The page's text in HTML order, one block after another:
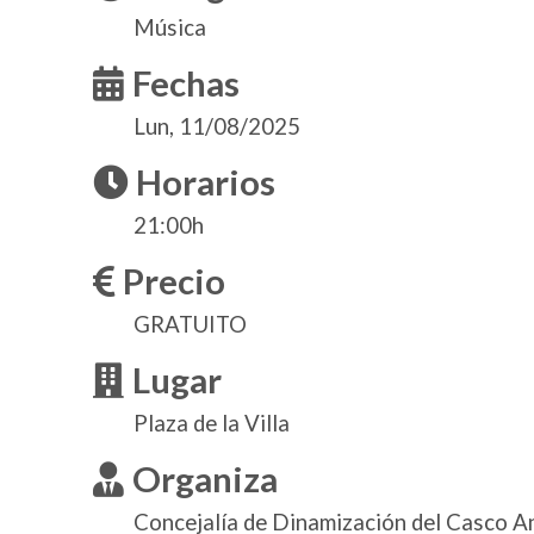
Música
Fechas
Lun, 11/08/2025
Horarios
21:00h
Precio
GRATUITO
Lugar
Plaza de la Villa
Organiza
Concejalía de Dinamización del Casco